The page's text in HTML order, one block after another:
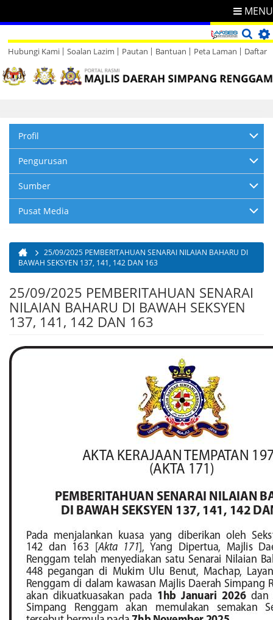
MENU
Hubungi Kami
Direktori
Soalan Lazim Pautan Bantuan Peta Laman Daftar
Profil
Pengurusan
Sumber
Pusat Media
Anda di sini
25/09/2025 PEMBERITAHUAN SENARAI NILAIAN BAHARU DI
BAWAH SEKSYEN 137, 141, 142 DAN 163
25/09/2025 PEMBERITAHUAN SENARAI
NILAIAN BAHARU DI BAWAH SEKSYEN
137, 141, 142 DAN 163